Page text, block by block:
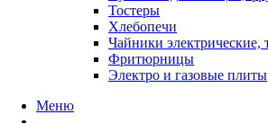
Тостеры
Хлебопечи
Чайники электрические,
Фритюрницы
Электро и газовые плиты
Меню